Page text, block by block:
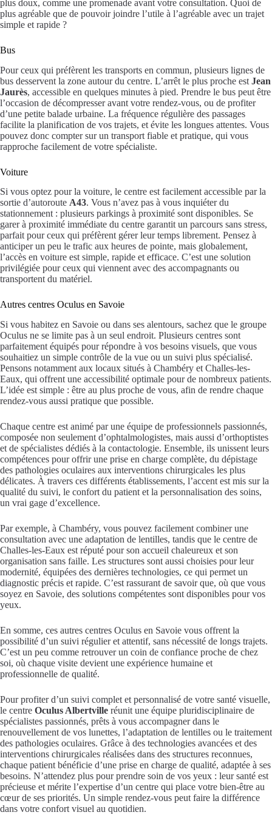
plus doux, comme une promenade avant votre consultation. Quoi de
plus agréable que de pouvoir joindre l’utile à l’agréable avec un trajet
simple et rapide ?
Bus
Pour ceux qui préfèrent les transports en commun, plusieurs lignes de
bus desservent la zone autour du centre. L’arrêt le plus proche est Jean
Jaurès, accessible en quelques minutes à pied. Prendre le bus peut être
l’occasion de décompresser avant votre rendez-vous, ou de profiter
d’une petite balade urbaine. La fréquence régulière des passages
facilite la planification de vos trajets, et évite les longues attentes. Vous
pouvez donc compter sur un transport fiable et pratique, qui vous
rapproche facilement de votre spécialiste.
Voiture
Si vous optez pour la voiture, le centre est facilement accessible par la
sortie d’autoroute A43. Vous n’avez pas à vous inquiéter du
stationnement : plusieurs parkings à proximité sont disponibles. Se
garer à proximité immédiate du centre garantit un parcours sans stress,
parfait pour ceux qui préfèrent gérer leur temps librement. Pensez à
anticiper un peu le trafic aux heures de pointe, mais globalement,
l’accès en voiture est simple, rapide et efficace. C’est une solution
privilégiée pour ceux qui viennent avec des accompagnants ou
transportent du matériel.
Autres centres Oculus en Savoie
Si vous habitez en Savoie ou dans ses alentours, sachez que le groupe
Oculus ne se limite pas à un seul endroit. Plusieurs centres sont
parfaitement équipés pour répondre à vos besoins visuels, que vous
souhaitiez un simple contrôle de la vue ou un suivi plus spécialisé.
Pensons notamment aux locaux situés à Chambéry et Challes-les-
Eaux, qui offrent une accessibilité optimale pour de nombreux patients.
L’idée est simple : être au plus proche de vous, afin de rendre chaque
rendez-vous aussi pratique que possible.
Chaque centre est animé par une équipe de professionnels passionnés,
composée non seulement d’ophtalmologistes, mais aussi d’orthoptistes
et de spécialistes dédiés à la contactologie. Ensemble, ils unissent leurs
compétences pour offrir une prise en charge complète, du dépistage
des pathologies oculaires aux interventions chirurgicales les plus
délicates. À travers ces différents établissements, l’accent est mis sur la
qualité du suivi, le confort du patient et la personnalisation des soins,
un vrai gage d’excellence.
Par exemple, à Chambéry, vous pouvez facilement combiner une
consultation avec une adaptation de lentilles, tandis que le centre de
Challes-les-Eaux est réputé pour son accueil chaleureux et son
organisation sans faille. Les structures sont aussi choisies pour leur
modernité, équipées des dernières technologies, ce qui permet un
diagnostic précis et rapide. C’est rassurant de savoir que, où que vous
soyez en Savoie, des solutions compétentes sont disponibles pour vos
yeux.
En somme, ces autres centres Oculus en Savoie vous offrent la
possibilité d’un suivi régulier et attentif, sans nécessité de longs trajets.
C’est un peu comme retrouver un coin de confiance proche de chez
soi, où chaque visite devient une expérience humaine et
professionnelle de qualité.
Pour profiter d’un suivi complet et personnalisé de votre santé visuelle,
le centre Oculus Albertville réunit une équipe pluridisciplinaire de
spécialistes passionnés, prêts à vous accompagner dans le
renouvellement de vos lunettes, l’adaptation de lentilles ou le traitement
des pathologies oculaires. Grâce à des technologies avancées et des
interventions chirurgicales réalisées dans des structures reconnues,
chaque patient bénéficie d’une prise en charge de qualité, adaptée à ses
besoins. N’attendez plus pour prendre soin de vos yeux : leur santé est
précieuse et mérite l’expertise d’un centre qui place votre bien-être au
cœur de ses priorités. Un simple rendez-vous peut faire la différence
dans votre confort visuel au quotidien.